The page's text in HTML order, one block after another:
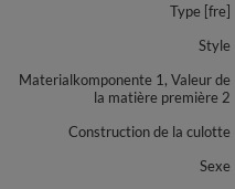
Type [fre]
Style
Materialkomponente 1, Valeur de
la matière première 2
Construction de la culotte
Sexe